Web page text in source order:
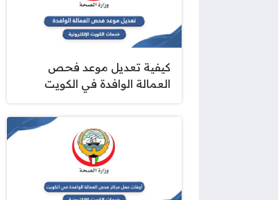
كيفية تعديل موعد فحص
العمالة الوافدة في الكويت